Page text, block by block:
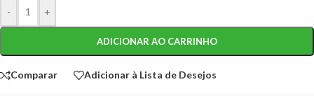
- +
ADICIONAR AO CARRINHO
Comparar Adicionar à Lista de Desejos